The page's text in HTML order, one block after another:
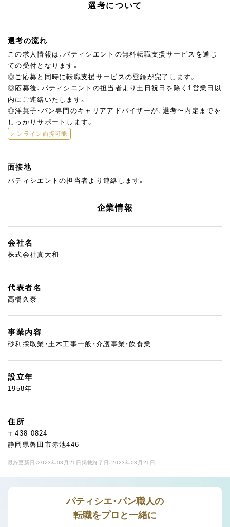
選考について
選考の流れ
この求人情報は、パティシエントの無料転職支援サービスを通じ
ての受付となります。
◎ご応募と同時に転職支援サービスの登録が完了します。
◎応募後、パティシエントの担当者より土日祝日を除く1営業日以
内にご連絡いたします。
◎洋菓子・パン専門のキャリアアドバイザーが、選考〜内定までを
しっかりサポートします。
オンライン面接可能
面接地
パティシエントの担当者より連絡します。
企業情報
会社名
株式会社真大和
代表者名
高橋久泰
事業内容
砂利採取業・土木工事一般・介護事業・飲食業
設立年
1958年
住所
〒438-0824
静岡県磐田市赤池446
最終更新日：2023年03月21日 掲載終了日：2023年03月21日
パティシエ・パン職人の
転職をプロと一緒に